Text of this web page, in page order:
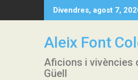
to
Divendres, agost 7,
Aleix Font
Aficions i vivències
Güell